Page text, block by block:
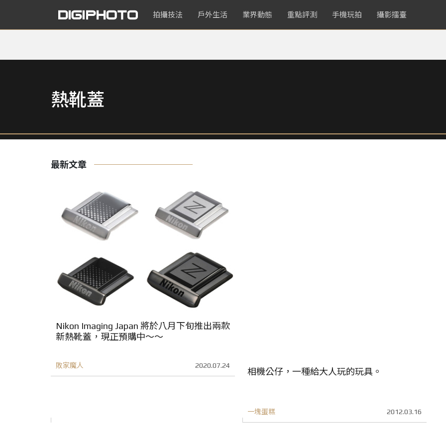
拍攝技法 戶外生活 業界動態 重點評測 手機玩拍 攝影擂臺
熱靴蓋
最新文章
Nikon Imaging Japan 將於八月下旬推出兩款
新熱靴蓋，現正預購中～～
敗家魔人 2020.07.24
相機公仔，一種給大人玩的玩具。
一塊蛋糕 2012.03.16